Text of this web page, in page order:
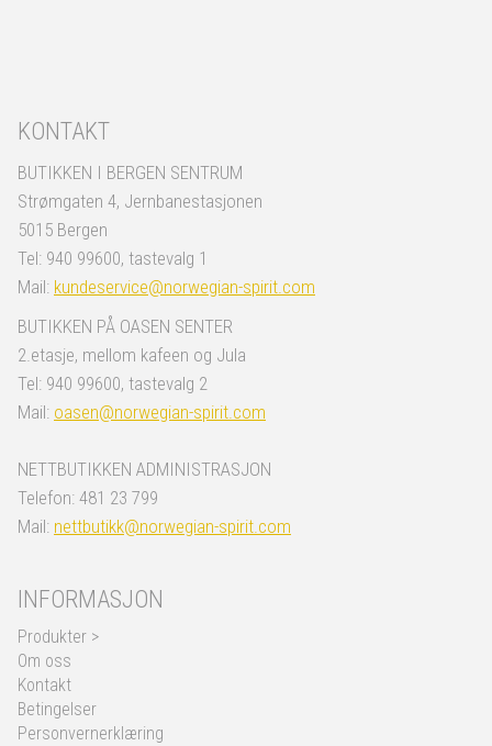
KONTAKT
BUTIKKEN I BERGEN SENTRUM
Strømgaten 4, Jernbanestasjonen
5015 Bergen
Tel: 940 99600, tastevalg 1
Mail: kundeservice@norwegian-spirit.com
BUTIKKEN PÅ OASEN SENTER
2.etasje, mellom kafeen og Jula
Tel: 940 99600, tastevalg 2
Mail: oasen@norwegian-spirit.com
NETTBUTIKKEN ADMINISTRASJON
Telefon: 481 23 799
Mail: nettbutikk@norwegian-spirit.com
INFORMASJON
Produkter >
Om oss
Kontakt
Betingelser
Personvernerklæring